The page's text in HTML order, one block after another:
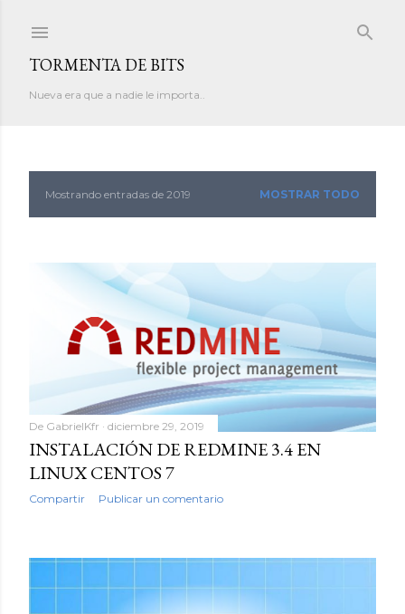
TORMENTA DE BITS
Nueva era que a nadie le importa..
E
d
a
s
Mostrando entradas de 2019 MOSTRAR TODO
De GabrielKfr diciembre 29, 2019
INSTALACIÓN DE REDMINE 3.4 EN
LINUX CENTOS 7
Compartir Publicar un comentario